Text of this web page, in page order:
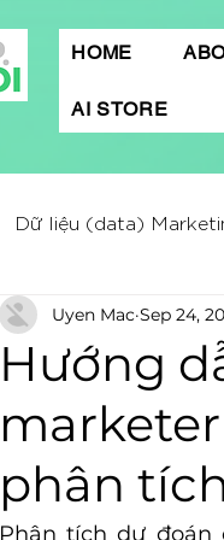
HOME
AI STORE
Dữ liệu (data)
Marketing
Facebook
Hướng
phân
Uyen Mac Sep 24,
Phân tích dự